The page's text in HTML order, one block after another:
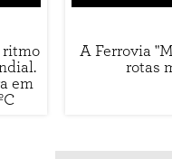
ritmo
em
A Ferrovia
rotas